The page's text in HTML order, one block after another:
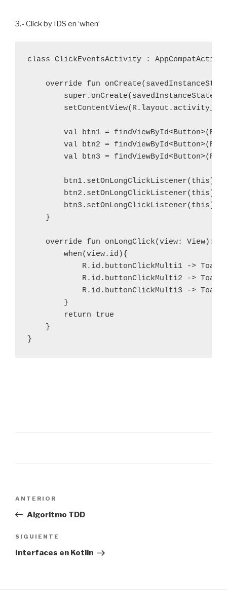
3.- Click by IDS en ‘when’
class ClickEventsActivity :
override fun
        super.onCreate(savedInstanceState)
val btn1 =
val btn2 =
val btn3 =
        btn1.setOnLongClickListener(this)
        btn2.setOnLongClickListener(this)
        btn3.setOnLongClickListener(this)
    }
override fun onLongClick(view: View):
        when(view.id){
R.id.buttonClickMulti1 ->
R.id.buttonClickMulti2 ->
R.id.buttonClickMulti3 ->
        }
        return true
    }
}
entradas
Entrada
anterior:
ANTERIOR
Algoritmo TDD
Siguiente
entrada
SIGUIENTE
Interfaces en Kotlin